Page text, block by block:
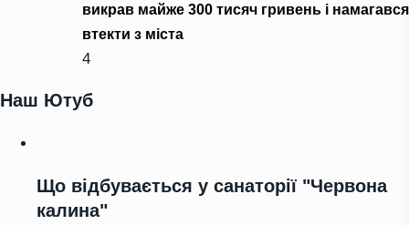
викрав майже 300 тисяч гривень і намагався
втекти з міста
4
Наш Ютуб
Що відбувається у санаторії "Червона
калина"